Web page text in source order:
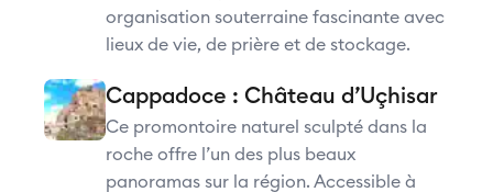
organisation souterraine fascinante avec
lieux de vie, de prière et de stockage.
Cappadoce : Château d’Uçhisar
Ce promontoire naturel sculpté dans la
roche offre l’un des plus beaux
panoramas sur la région. Accessible à